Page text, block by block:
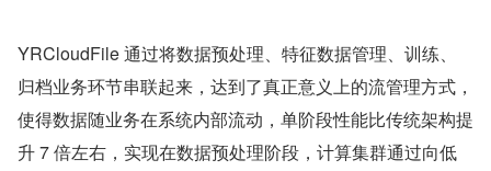
YRCloudFile 通过将数据预处理、特征数据管理、训练、
归档业务环节串联起来，达到了真正意义上的流管理方式，
使得数据随业务在系统内部流动，单阶段性能比传统架构提
升 7 倍左右，实现在数据预处理阶段，计算集群通过向低